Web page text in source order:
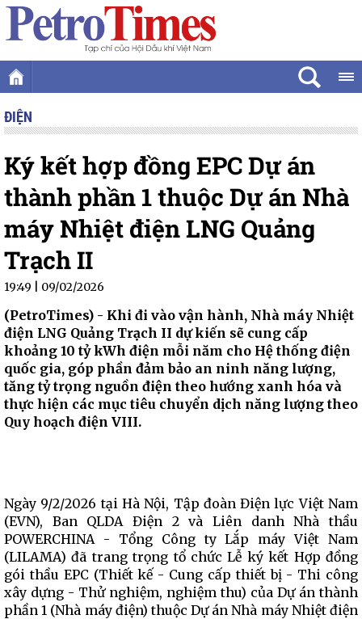
ĐIỆN
Ký kết hợp đồng EPC Dự án
thành phần 1 thuộc Dự án Nhà
máy Nhiệt điện LNG Quảng
Trạch II
19:49 | 09/02/2026
(PetroTimes) - Khi đi vào vận hành, Nhà máy Nhiệt
điện LNG Quảng Trạch II dự kiến sẽ cung cấp
khoảng 10 tỷ kWh điện mỗi năm cho Hệ thống điện
quốc gia, góp phần đảm bảo an ninh năng lượng,
tăng tỷ trọng nguồn điện theo hướng xanh hóa và
thực hiện các mục tiêu chuyển dịch năng lượng theo
Quy hoạch điện VIII.
Ngày 9/2/2026 tại Hà Nội, Tập đoàn Điện lực Việt Nam
(EVN), Ban QLDA Điện 2 và Liên danh Nhà thầu
POWERCHINA - Tổng Công ty Lắp máy Việt Nam
(LILAMA) đã trang trọng tổ chức Lễ ký kết Hợp đồng
gói thầu EPC (Thiết kế - Cung cấp thiết bị - Thi công
xây dựng - Thử nghiệm, nghiệm thu) của Dự án thành
phần 1 (Nhà máy điện) thuộc Dự án Nhà máy Nhiệt điện